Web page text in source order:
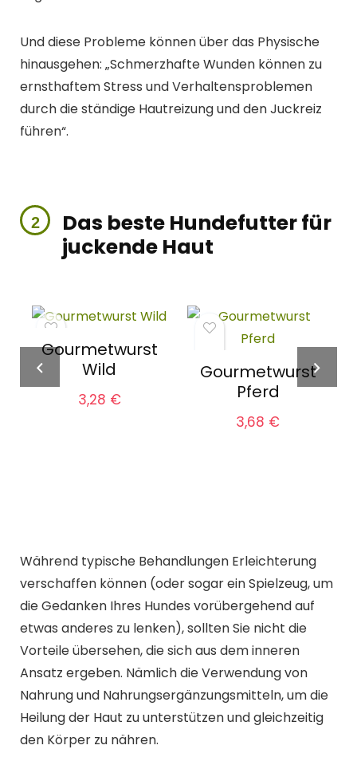
Und diese Probleme können über das Physische
hinausgehen: „Schmerzhafte Wunden können zu
ernsthaftem Stress und Verhaltensproblemen
durch die ständige Hautreizung und den Juckreiz
führen“.
Das beste Hundefutter für
juckende Haut
Gourmetwurst
Wild
3,28 €
Gourmetwurst
Pferd
3,68 €
Während typische Behandlungen Erleichterung
verschaffen können (oder sogar ein Spielzeug, um
die Gedanken Ihres Hundes vorübergehend auf
etwas anderes zu lenken), sollten Sie nicht die
Vorteile übersehen, die sich aus dem inneren
Ansatz ergeben. Nämlich die Verwendung von
Nahrung und Nahrungsergänzungsmitteln, um die
Heilung der Haut zu unterstützen und gleichzeitig
den Körper zu nähren.